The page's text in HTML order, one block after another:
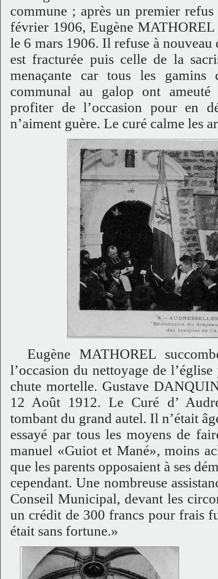
commune ; après un premier
février 1906, Eugène
le 6 mars 1906. Il refuse à
est fracturée puis celle de la
menaçante car tous les
communal au galop ont
profiter de l’occasion pour en
n’aiment guère. Le curé calme les
Eugène MATHOREL
l’occasion du nettoyage de
chute mortelle. Gustave
12 Août 1912. Le Curé d’
tombant du grand autel. Il n’était
essayé par tous les moyens de
manuel «Guiot et Mané», moins
que les parents opposaient à ses
cependant. Une nombreuse
Conseil Municipal, devant les
un crédit de 300 francs pour frais
était sans fortune.»